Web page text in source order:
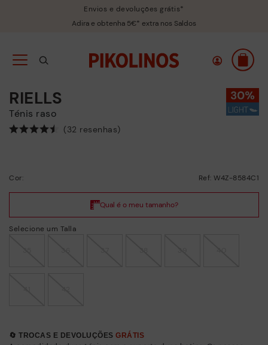
Envios e devoluções grátis*
Adira e obtenha 5€* extra nos Saldos
RIELLS
Ténis raso
(32 resenhas)
Cor: Ref: W4Z-8584C1
Selecione um Talla
🔄 TROCAS E DEVOLUÇÕES GRÁTIS